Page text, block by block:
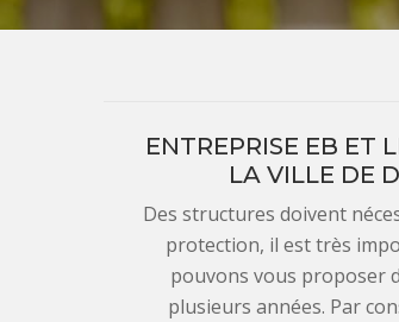
ENTREPRISE EB ET
LA VILLE DE
Des structures doivent
protection, il est très
pouvons vous proposer
plusieurs années. Par